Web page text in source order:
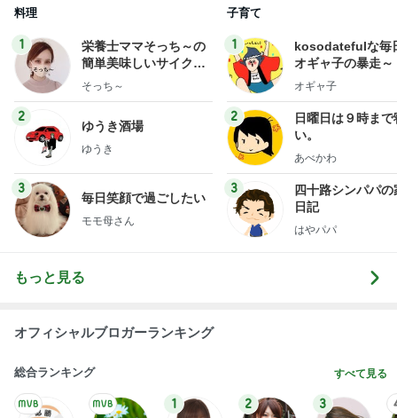
料理
1
栄養士ママそっち～の
簡単美味しいサイクル
献立
そっち～
2
ゆうき酒場
ゆうき
3
毎日笑顔で過ごしたい
モモ母さん
子育て
1
kosodatefulな毎
オギャ子の暴走～
オギャ子
2
日曜日は９時まで
い。
あべかわ
3
四十路シンパパの
日記
はやパパ
もっと見る
オフィシャルブロガーランキング
総合ランキング すべて見る
1 2 3